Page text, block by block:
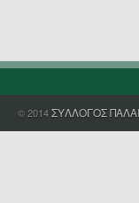
© 2014ΣΥΛΛΟΓΟΣ